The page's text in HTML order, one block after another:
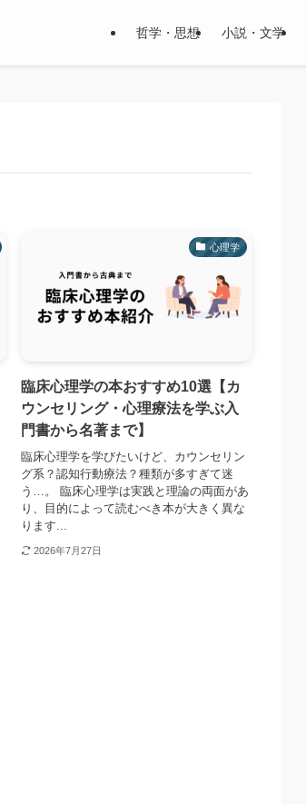
哲学・思想 小説・文学
心理学
臨床心理学の本おすすめ10選【カ
ウンセリング・心理療法を学ぶ入
門書から名著まで】
臨床心理学を学びたいけど、カウンセリン
グ系？認知行動療法？種類が多すぎて迷
う…。 臨床心理学は実践と理論の両面があ
り、目的によって読むべき本が大きく異な
ります...
2026年7月27日